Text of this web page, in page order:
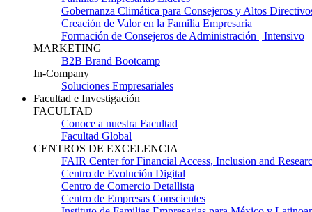
Gobernanza Climática para Consejeros y Altos
Creación de Valor en la Familia Empresaria
Formación de Consejeros de Administración | Intensivo
MARKETING
B2B Brand Bootcamp
In-Company
Soluciones Empresariales
Facultad e Investigación
FACULTAD
Conoce a nuestra Facultad
Facultad Global
CENTROS DE EXCELENCIA
FAIR Center for Financial Access, Inclusion and
Centro de Evolución Digital
Centro de Comercio Detallista
Centro de Empresas Conscientes